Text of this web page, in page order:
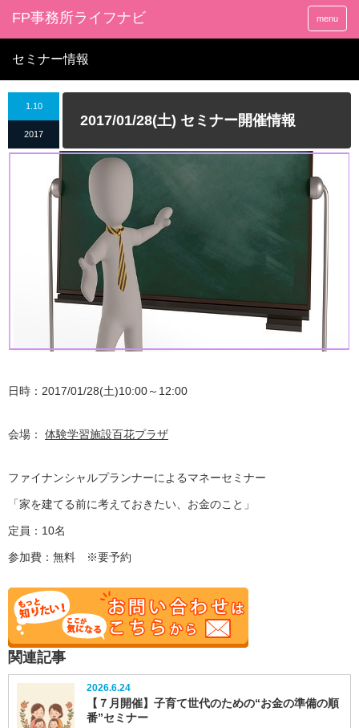
FP事務所ライフナビ menu
セミナー情報
1.10
2017
2017/01/28(土) セミナー開催情報
日時：2017/01/28(土)10:00～12:00
会場： 体験学習施設百花プラザ
ファイナンシャルプランナーによるマネーセミナー
「家を建てる前に考えておきたい、お金のこと」
定員：10名
参加費：無料 ※要予約
関連記事
2026.6.24
【７月開催】子育て世代のための“お金の準備の順
番”セミナー